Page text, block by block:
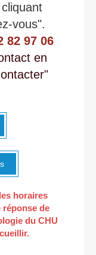
vous".
82 97 06
en
horaires
réponse de
du CHU